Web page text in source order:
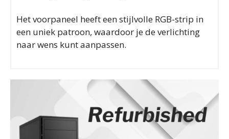
Het voorpaneel heeft een stijlvolle RGB-strip in
een uniek patroon, waardoor je de verlichting
naar wens kunt aanpassen.